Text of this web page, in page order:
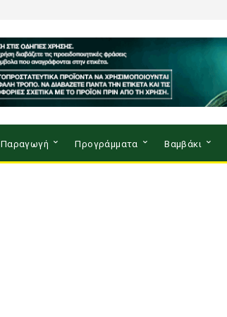
Παραγωγή Προγράμματα Βαμβάκι